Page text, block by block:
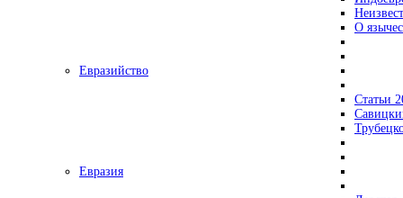
О
Евразийство
Статьи
Евразия